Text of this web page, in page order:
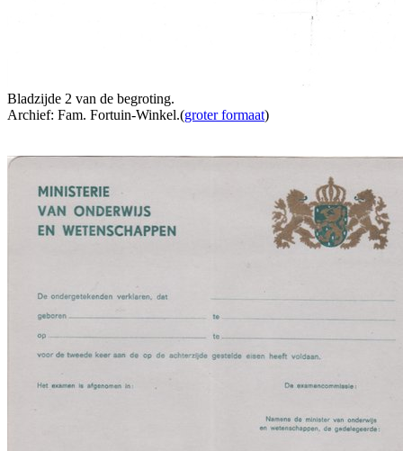
Bladzijde 2 van de begroting.
Archief: Fam. Fortuin-Winkel.(groter formaat)